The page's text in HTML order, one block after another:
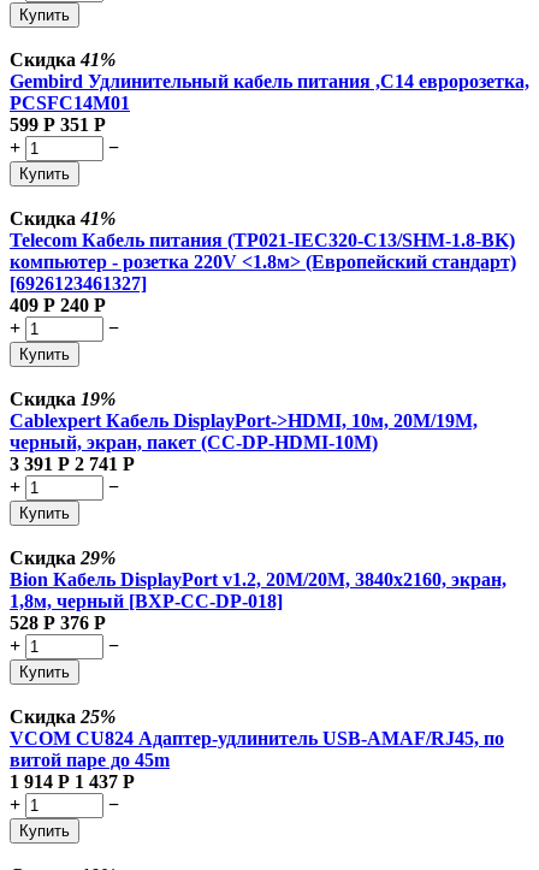
Купить
Скидка41%
Gembird Удлинительный кабель питания ,C14 евророзетка,
PCSFC14M01
599 Р 351 Р
+
−
Купить
Скидка41%
Telecom Кабель питания (TP021-IEC320-C13/SHM-1.8-BK)
компьютер - розетка 220V <1.8м> (Европейский стандарт)
[6926123461327]
409 Р 240 Р
+
−
Купить
Скидка 19%
Cablexpert Кабель DisplayPort->HDMI, 10м, 20M/19M,
черный, экран, пакет (CC-DP-HDMI-10M)
3 391 Р 2 741 Р
+
−
Купить
Скидка 29%
Bion Кабель DisplayPort v1.2, 20M/20M, 3840x2160, экран,
1,8м, черный [BXP-CC-DP-018]
528 Р 376 Р
+
−
Купить
Скидка 25%
VCOM CU824 Адаптер-удлинитель USB-AMAF/RJ45, по
витой паре до 45m
1 914 Р 1 437 Р
+
−
Купить